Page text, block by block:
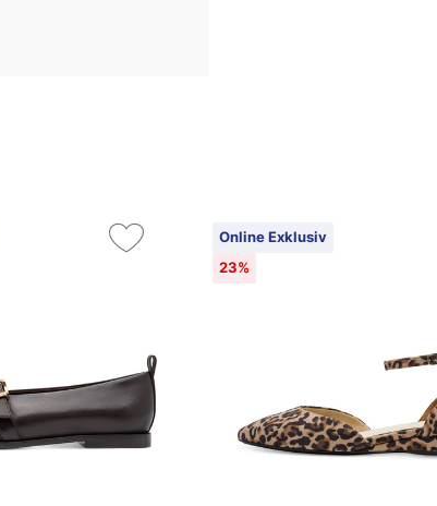
Online Exklusiv
23%